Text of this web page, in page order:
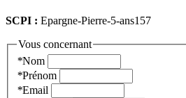
SCPI : Epargne-Pierre-5-ans157
Vous concernant
*Nom
*Prénom
*Email